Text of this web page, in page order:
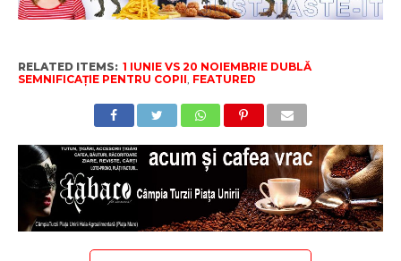
RELATED ITEMS: 1 IUNIE VS 20 NOIEMBRIE DUBLĂ
SEMNIFICAȚIE PENTRU COPII FEATURED